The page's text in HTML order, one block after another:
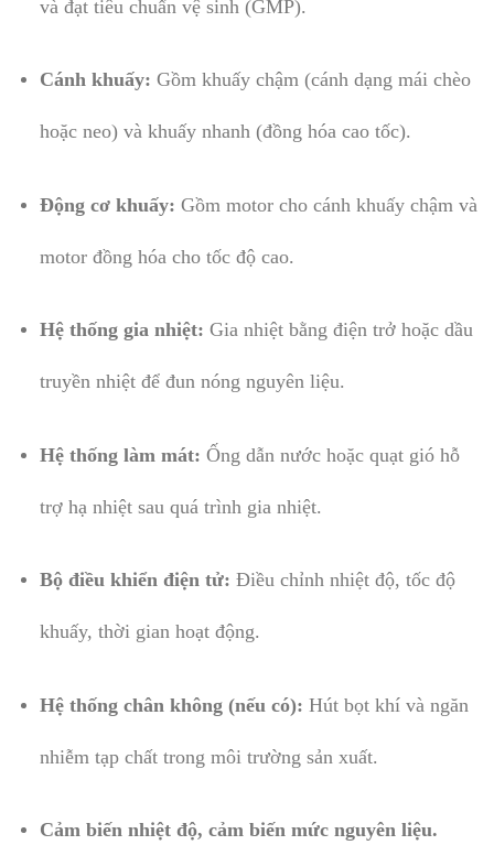
và đạt tiêu chuẩn vệ sinh (GMP).
Cánh khuấy: Gồm khuấy chậm (cánh dạng mái chèo
hoặc neo) và khuấy nhanh (đồng hóa cao tốc).
Động cơ khuấy: Gồm motor cho cánh khuấy chậm và
motor đồng hóa cho tốc độ cao.
Hệ thống gia nhiệt: Gia nhiệt bằng điện trở hoặc dầu
truyền nhiệt để đun nóng nguyên liệu.
Hệ thống làm mát: Ống dẫn nước hoặc quạt gió hỗ
trợ hạ nhiệt sau quá trình gia nhiệt.
Bộ điều khiển điện tử: Điều chỉnh nhiệt độ, tốc độ
khuấy, thời gian hoạt động.
Hệ thống chân không (nếu có): Hút bọt khí và ngăn
nhiễm tạp chất trong môi trường sản xuất.
Cảm biến nhiệt độ, cảm biến mức nguyên liệu.